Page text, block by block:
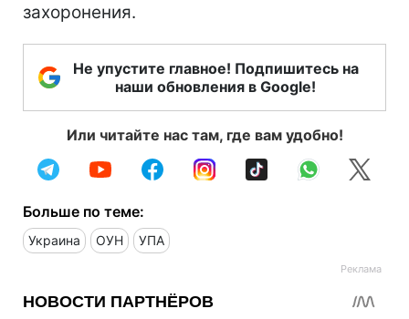
захоронения.
Не упустите главное! Подпишитесь на
наши обновления в Google!
Или читайте нас там, где вам удобно!
Больше по теме:
Украина ОУН УПА